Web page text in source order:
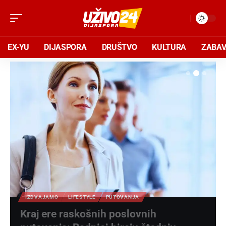
EX-YU DIJASPORA DRUŠTVO KULTURA
IZDVAJAMO LIFESTYLE PUTOVANJA
Kraj ere raskošnih poslovnih